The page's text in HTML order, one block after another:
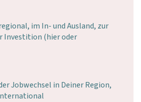
im In- und Ausland, zur
Investition (hier oder
Jobwechsel in Deiner Region,